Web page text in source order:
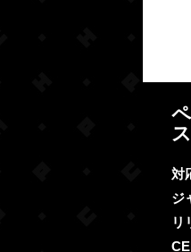
対
ジ
リ